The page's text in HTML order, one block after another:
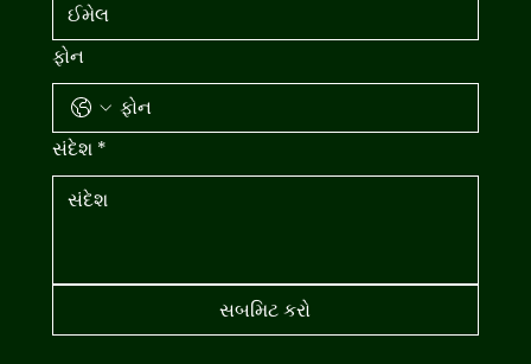
ફોન
સંદેશ *
સબમિટ કરો